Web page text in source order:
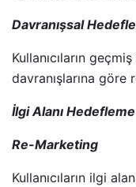
Davranışsal
Kullanıcıların
davranışlarına göre
İlgi Alanı Hedefleme
Re-Marketing
Kullanıcıların ilgi